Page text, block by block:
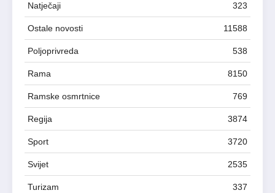
Natječaji 323
Ostale novosti 11588
Poljoprivreda 538
Rama 8150
Ramske osmrtnice 769
Regija 3874
Sport 3720
Svijet 2535
Turizam 337